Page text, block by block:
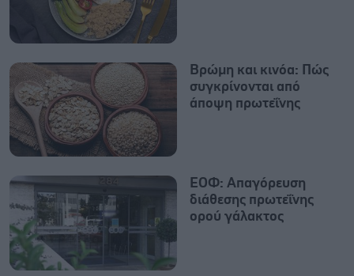
Βρώμη και κινόα: Πώς
συγκρίνονται από
άποψη πρωτεΐνης
ΕΟΦ: Απαγόρευση
διάθεσης πρωτεΐνης
ορού γάλακτος